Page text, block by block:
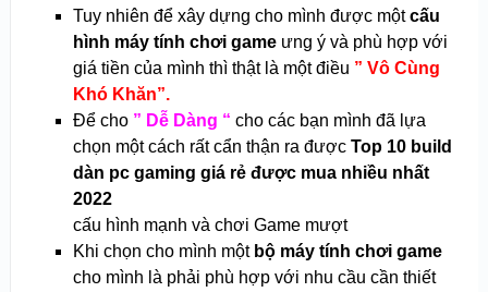
Tuy nhiên để xây dựng cho mình được mộtcấu
hình máy tính chơi gameưng ý và phù hợp với
giá tiền của mình thì thật là một điều ” Vô Cùng
Khó Khăn”.
Để cho ” Dễ Dàng “ cho các bạn mình đã lựa
chọn một cách rất cẩn thận ra được Top 10 build
dàn pc gaming giá rẻ được mua nhiều nhất
2022
cấu hình mạnh và chơi Game mượt
Khi chọn cho mình một bộ máy tính chơi game
cho mình là phải phù hợp với nhu cầu cần thiết